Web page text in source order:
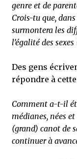
genre et de
Crois-tu que,
surmontera les
l’égalité des sexes
Des gens
répondre à
Comment a-t-il
médianes, nées
(grand) canot de
continuer à